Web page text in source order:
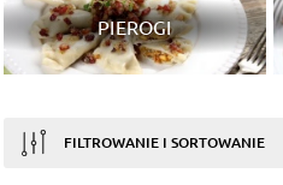
PIEROGI
FILTROWANIE I SORTOWANIE